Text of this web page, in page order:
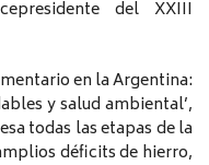
del XXIII
en la Argentina:
y salud ambiental’,
todas las etapas de la
déficits de hierro,